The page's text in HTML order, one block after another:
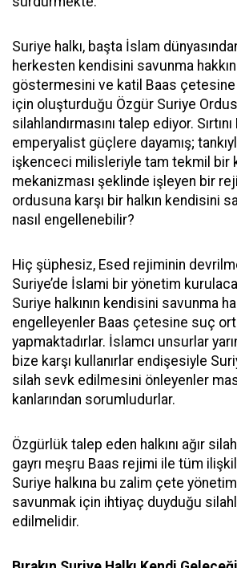
Suriye halkı, başta İslam
herkesten kendisini savunma
göstermesini ve katil Baas çetesine
için oluşturduğu Özgür Suriye
silahlandırmasını talep ediyor.
emperyalist güçlere dayamış;
işkenceci milisleriyle tam tekmil bir
mekanizması şeklinde işleyen bir
ordusuna karşı bir halkın kendisini
nasıl engellenebilir?
Hiç şüphesiz, Esed rejiminin
Suriye’de İslami bir yönetim
Suriye halkının kendisini savunma
engelleyenler Baas çetesine suç
yapmaktadırlar. İslamcı unsurlar
bize karşı kullanırlar endişesiyle
silah sevk edilmesini önleyenler
kanlarından sorumludurlar.
Özgürlük talep eden halkını ağır
gayrı meşru Baas rejimi ile tüm
Suriye halkına bu zalim çete
savunmak için ihtiyaç duyduğu
edilmelidir.